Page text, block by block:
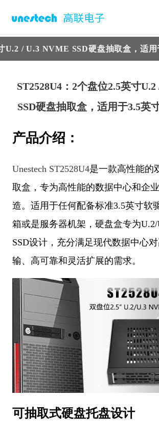
寸U.2 / U.3 NVME SSD硬盘抽取盒，
ST2528U4：2个盘位2.5英寸
SSD硬盘抽取盒，适用于3.5英
产品介绍：
Unestech ST2528U4是一款高性能的
取盒，专为高性能的数据中心和企
造。适用于任何配备标准3.5英寸软
箱或是服务器机架，硬盘盒专为
SSD设计，充分满足现代数据中心
输、高可靠和灵活扩展的需求。
可抽取式硬盘托盘设计